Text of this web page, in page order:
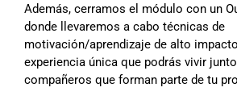
Además, cerramos el módulo con un
donde llevaremos a cabo técnicas de
motivación/aprendizaje de alto
experiencia única que podrás vivir
compañeros que forman parte de tu